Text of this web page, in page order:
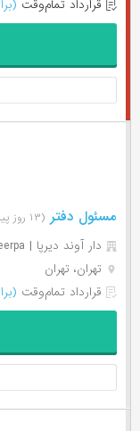
قرارداد تمام‌وقت
مسئول دفتر (۱۳ روز پیش)
دار آوند ديرپا | Daravand Deerpa
تهران، تهران
قرارداد تمام‌وقت